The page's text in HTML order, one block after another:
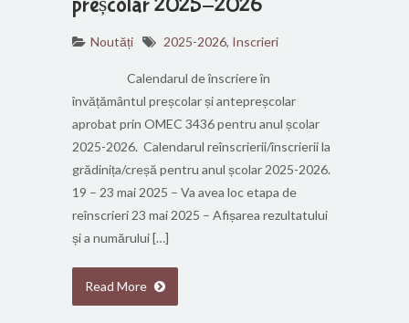
Noutăți 2025-2026, Inscrieri
Calendarul de înscriere în
învățământul preșcolar și antepreșcolar
aprobat prin OMEC 3436 pentru anul școlar
2025-2026. Calendarul reînscrierii/înscrierii la
grădinița/creșă pentru anul școlar 2025-2026.
19 – 23 mai 2025 – Va avea loc etapa de
reînscrieri 23 mai 2025 – Afișarea rezultatului
și a numărului […]
Read More